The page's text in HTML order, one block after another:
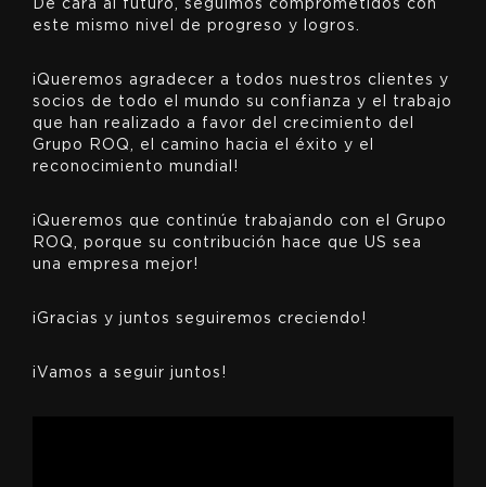
De cara al futuro, seguimos comprometidos con
este mismo nivel de progreso y logros.
¡Queremos agradecer a todos nuestros clientes y
socios de todo el mundo su confianza y el trabajo
que han realizado a favor del crecimiento del
Grupo ROQ, el camino hacia el éxito y el
reconocimiento mundial!
¡Queremos que continúe trabajando con el Grupo
ROQ, porque su contribución hace que US sea
una empresa mejor!
¡Gracias y juntos seguiremos creciendo!
¡Vamos a seguir juntos!